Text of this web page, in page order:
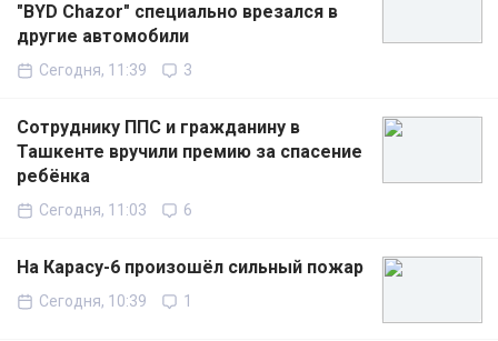
"BYD Chazor" специально врезался в
другие автомобили
Сегодня, 11:39 3
Сотруднику ППС и гражданину в
Ташкенте вручили премию за спасение
ребёнка
Сегодня, 11:03 6
На Карасу-6 произошёл сильный пожар
Сегодня, 10:39 1